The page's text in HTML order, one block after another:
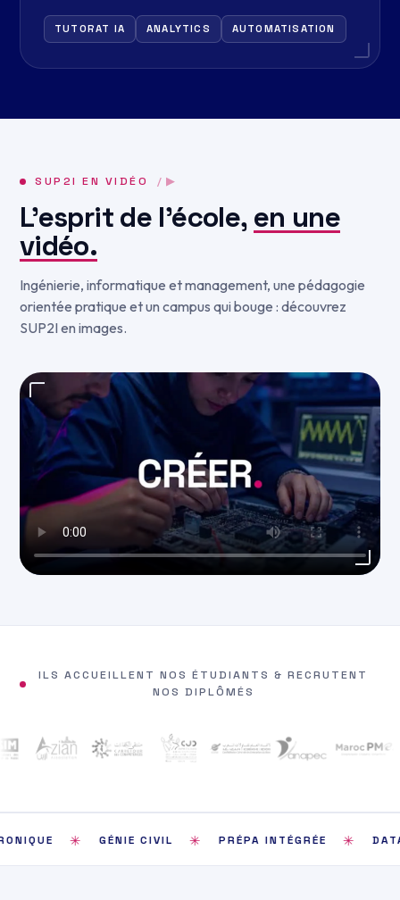
TUTORAT IA ANALYTICS AUTOMATISATION
SUP2I EN VIDÉO / ▶
L’esprit de l’école, en une
vidéo.
Ingénierie, informatique et management, une pédagogie
orientée pratique et un campus qui bouge : découvrez
SUP2I en images.
ILS ACCUEILLENT NOS ÉTUDIANTS & RECRUTENT
NOS DIPLÔMÉS
GÉNIE CIVIL ✳ PRÉPA INTÉGRÉE ✳ DATA SCIENCE